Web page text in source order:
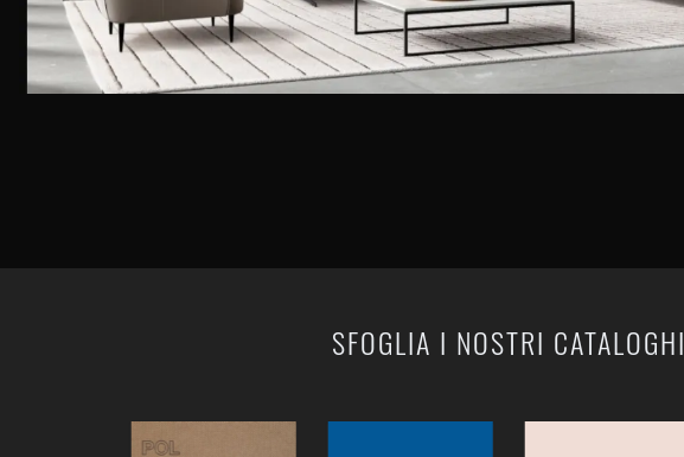
SFOGLIA I NOSTRI CATALOGHI